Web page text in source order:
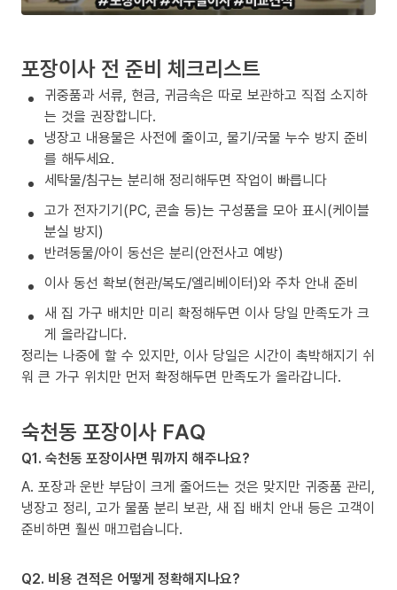
포장이사 전 준비 체크리스트
귀중품과 서류, 현금, 귀금속은 따로 보관하고 직접 소지하
는 것을 권장합니다.
냉장고 내용물은 사전에 줄이고, 물기/국물 누수 방지 준비
를 해두세요.
세탁물/침구는 분리해 정리해두면 작업이 빠릅니다
고가 전자기기(PC, 콘솔 등)는 구성품을 모아 표시(케이블
분실 방지)
반려동물/아이 동선은 분리(안전사고 예방)
이사 동선 확보(현관/복도/엘리베이터)와 주차 안내 준비
새 집 가구 배치만 미리 확정해두면 이사 당일 만족도가 크
게 올라갑니다.
정리는 나중에 할 수 있지만, 이사 당일은 시간이 촉박해지기 쉬
워 큰 가구 위치만 먼저 확정해두면 만족도가 올라갑니다.
숙천동 포장이사 FAQ
Q1. 숙천동 포장이사면 뭐까지 해주나요?
A. 포장과 운반 부담이 크게 줄어드는 것은 맞지만 귀중품 관리,
냉장고 정리, 고가 물품 분리 보관, 새 집 배치 안내 등은 고객이
준비하면 훨씬 매끄럽습니다.
Q2. 비용 견적은 어떻게 정확해지나요?